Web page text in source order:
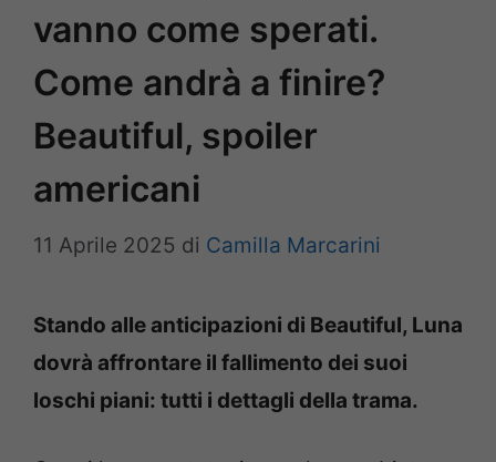
vanno come sperati.
Come andrà a finire?
Beautiful, spoiler
americani
11 Aprile 2025 di Camilla Marcarini
Stando alle anticipazioni di Beautiful, Luna
dovrà affrontare il fallimento dei suoi
loschi piani: tutti i dettagli della trama.